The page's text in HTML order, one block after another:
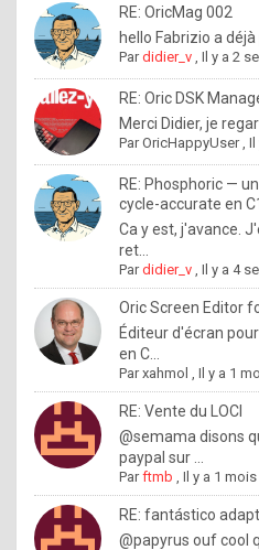
o
l
e
x
.
I
f
y
o
u
a
n
t
o
RE: OricMag 002
hello Fabrizio a déjà
Pardidier_v ,Il y a 2
RE: Oric DSK
Merci Didier, je
ParOricHappyUser,Il
RE: Phosphoric —
cycle-accurate en
Ca y est, j'avance.
ret...
Pardidier_v ,Il y a 4
Oric Screen Editor
Éditeur d'écran
en C...
Parxahmol ,Il y a 1
RE: Vente du LOCI
@semama disons
paypal sur ...
Parftmb ,Il y a 1 mois
RE: fantástico
@papyrus ouf cool